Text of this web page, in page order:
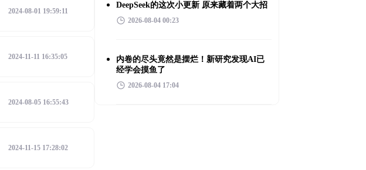
2024-08-01 19:59:11
2024-11-11 16:35:05
2024-08-05 16:55:43
2024-11-15 17:28:02
DeepSeek的这次小更新 原来藏着两个大招
2026-08-04 00:23
内卷的尽头竟然是摆烂！新研究发现AI已
经学会摸鱼了
2026-08-04 17:04